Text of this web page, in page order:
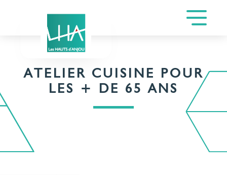
ATELIER CUISINE POUR
LES + DE 65 ANS